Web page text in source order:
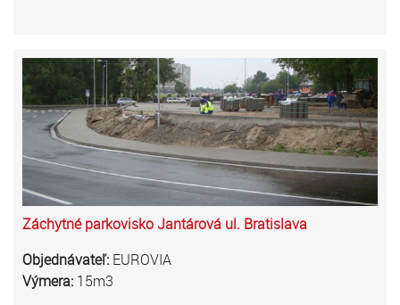
Záchytné parkovisko Jantárová ul. Bratislava
Objednávateľ: EUROVIA
Výmera: 15m3